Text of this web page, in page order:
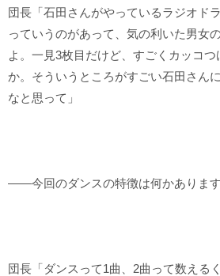
団長「石田さんがやっているラジオド
っていうのがあって、気の利いた男女
よ。一見3枚目だけど、すごくカッコつ
か。そういうところがすごい石田さん
なと思って」
――今回のダンスの特徴は何かありま
団長「ダンスって1曲、2曲って数える